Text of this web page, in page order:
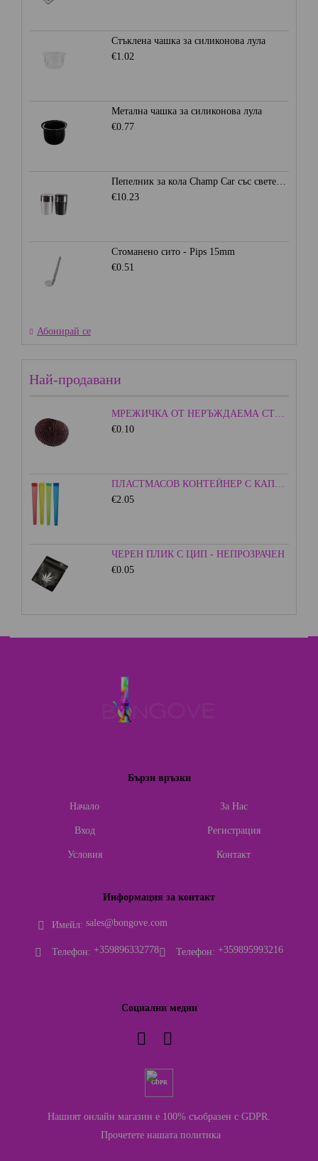
Стъклена чашка за силиконова лула
€1.02
Метална чашка за силиконова лула
€0.77
Пепелник за кола Champ Car със светеща LED светлина
€10.23
Стоманено сито - Pips 15mm
€0.51
Абонирай се
Най-продавани
МРЕЖИЧКА ОТ НЕРЪЖДАЕМА СТОМАНА - 15ММ.
€0.10
ПЛАСТМАСОВ КОНТЕЙНЕР С КАПАЧКА - ЦВЕТЕН
€2.05
ЧЕРЕН ПЛИК С ЦИП - НЕПРОЗРАЧЕН
€0.05
Бързи връзки
Начало За Нас
Вход Регистрация
Условия Контакт
Информация за контакт
Имейл: sales@bongove.com
Телефон: +359896332778 Телефон: +359895993216
Социални медии
GDPR
Нашият онлайн магазин е 100% съобразен с GDPR.
Прочетете нашата политика